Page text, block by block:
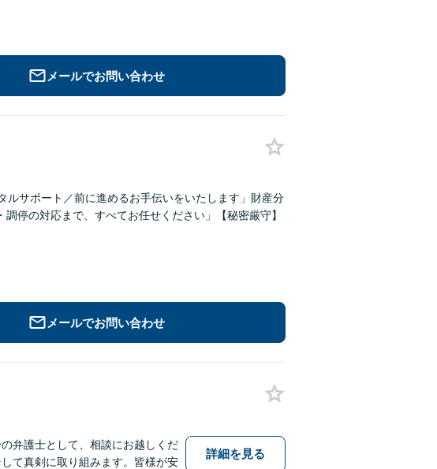
メールでお問い合わせ
ルサポート／前に進めるお手伝いをいたします」財産分
停の対応まで、すべてお任せください」【秘密厳守】
メールでお問い合わせ
弁護士として、相談にお越しくだ
て真剣に取り組みます。皆様が安
詳細を見る